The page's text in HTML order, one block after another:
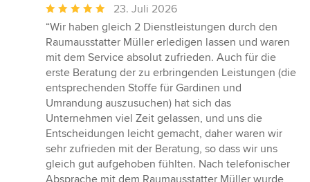
Durchschnittliche
Bewertung:
5
von
5
Sternen
23. Juli 2026
“Wir haben gleich 2 Dienstleistungen durch den
Raumausstatter Müller erledigen lassen und waren
mit dem Service absolut zufrieden. Auch für die
erste Beratung der zu erbringenden Leistungen (die
entsprechenden Stoffe für Gardinen und
Umrandung auszusuchen) hat sich das
Unternehmen viel Zeit gelassen, und uns die
Entscheidungen leicht gemacht, daher waren wir
sehr zufrieden mit der Beratung, so dass wir uns
gleich gut aufgehoben fühlten. Nach telefonischer
Absprache mit dem Raumausstatter Müller wurde